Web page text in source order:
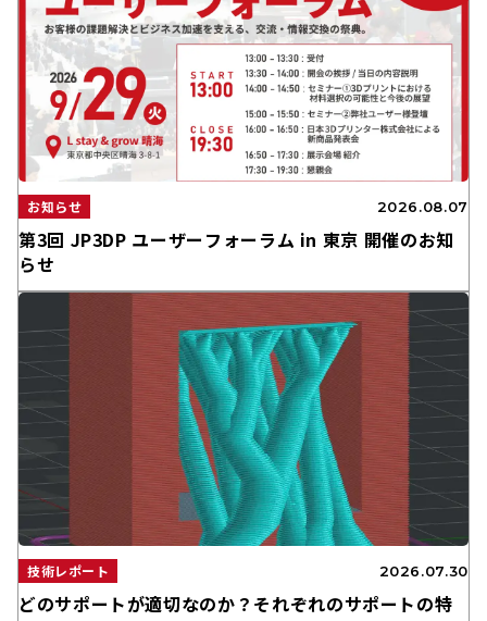
お知らせ 2026.08.07
第3回 JP3DP ユーザーフォーラム in 東京 開催のお知
らせ
技術レポート 2026.07.30
どのサポートが適切なのか？それぞれのサポートの特